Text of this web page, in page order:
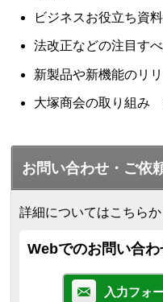
ビジネスお役立ち資
法改正などの注目す
新製品や新機能のリ
大塚商会の取り組み
お問い合わせ・ご依
詳細についてはこちら
Webでのお問い合わ
入力フォ